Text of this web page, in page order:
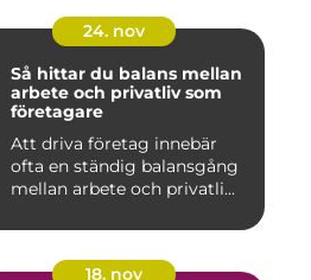
24. nov
Så hittar du balans mellan
arbete och privatliv som
företagare
Att driva företag innebär
ofta en ständig balansgång
mellan arbete och privatli...
18. nov